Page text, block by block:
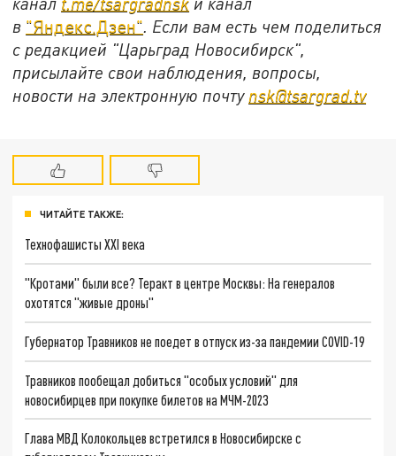
в "Яндекс.Дзен". Если вам есть чем поделиться
с редакцией "Царьград Новосибирск",
присылайте свои наблюдения, вопросы,
новости на электронную почту nsk@tsargrad.tv
ЧИТАЙТЕ ТАКЖЕ:
Технофашисты XXI века
"Кротами" были все? Теракт в центре Москвы: На генералов
охотятся "живые дроны"
Губернатор Травников не поедет в отпуск из-за пандемии COVID-19
Травников пообещал добиться "особых условий" для
новосибирцев при покупке билетов на МЧМ-2023
Глава МВД Колокольцев встретился в Новосибирске с